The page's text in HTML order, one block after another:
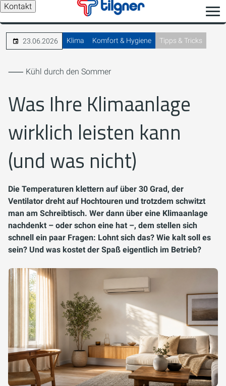
Kontakt
23.06.2026 Klima Komfort & Hygiene Tipps & Tricks
⸺ Kühl durch den Sommer
Was Ihre Klimaanlage
wirklich leisten kann
(und was nicht)
Die Temperaturen klettern auf über 30 Grad, der
Ventilator dreht auf Hochtouren und trotzdem schwitzt
man am Schreibtisch. Wer dann über eine Klimaanlage
nachdenkt – oder schon eine hat –, dem stellen sich
schnell ein paar Fragen: Lohnt sich das? Wie kalt soll es
sein? Und was kostet der Spaß eigentlich im Betrieb?